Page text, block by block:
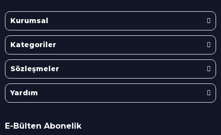
Kurumsal
Kategoriler
Sözleşmeler
Yardım
E-Bülten Abonelik